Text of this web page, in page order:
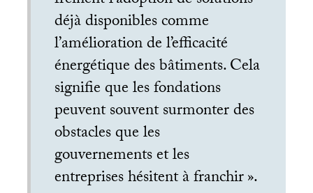
déjà disponibles comme
l’amélioration de l’efficacité
énergétique des bâtiments. Cela
signifie que les fondations
peuvent souvent surmonter des
obstacles que les
gouvernements et les
entreprises hésitent à franchir».